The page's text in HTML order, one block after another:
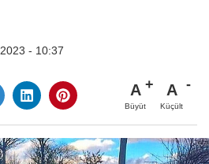
- 10:37
A
Büyüt
A
Küçült